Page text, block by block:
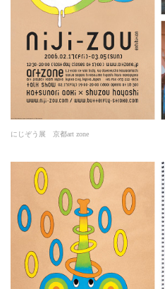
にじぞう展 京都art zone